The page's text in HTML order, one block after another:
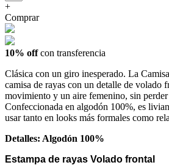
+
Comprar
10% offcon transferencia
Clásica con un giro inesperado. La
camisa de rayas con un detalle de volado
movimiento y un aire femenino, sin perder
Confeccionada en algodón 100%, es
usar tanto en looks más formales como
Detalles: Algodón 100%
Estampa de rayas Volado frontal